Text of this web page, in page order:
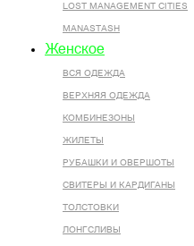
LOST MANAGEMENT CITIES
MANASTASH
Женское
ВСЯ ОДЕЖДА
ВЕРХНЯЯ ОДЕЖДА
КОМБИНЕЗОНЫ
ЖИЛЕТЫ
РУБАШКИ И ОВЕРШОТЫ
СВИТЕРЫ И КАРДИГАНЫ
ТОЛСТОВКИ
ЛОНГСЛИВЫ